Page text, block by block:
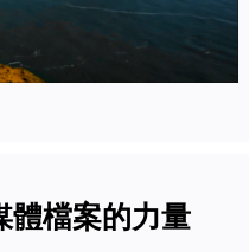
體檔案的力量